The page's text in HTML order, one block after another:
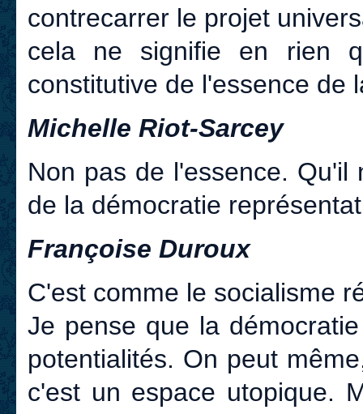
contrecarrer le projet
cela ne signifie en rien
constitutive de l'essence de
Michelle Riot-Sarcey
Non pas de l'essence.
de la démocratie
Françoise Duroux
C'est comme le socialisme
Je pense que la
potentialités. On peut
c'est un espace utopique.